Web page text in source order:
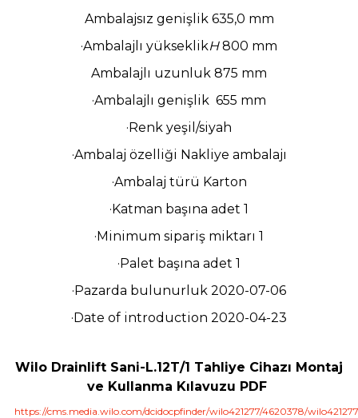
Ambalajsız genişlik635,0 mm
·Ambalajlı yükseklikH800 mm
Ambalajlı uzunluk 875 mm
·Ambalajlı genişlik 655 mm
·Renk yeşil/siyah
·Ambalaj özelliği Nakliye ambalajı
·Ambalaj türü Karton
·Katman başına adet 1
·Minimum sipariş miktarı 1
·Palet başına adet 1
·Pazarda bulunurluk 2020-07-06
·Date of introduction 2020-04-23
Wilo Drainlift Sani-L.12T/1 Tahliye Cihazı Montaj
ve Kullanma Kılavuzu PDF
https://cms.media.wilo.com/dcidocpfinder/wilo421277/4620378/